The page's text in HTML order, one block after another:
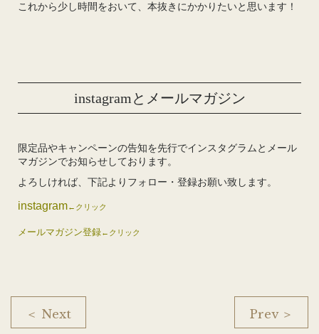
これから少し時間をおいて、本抜きにかかりたいと思います！
instagramとメールマガジン
限定品やキャンペーンの告知を先行でインスタグラムとメール
マガジンでお知らせしております。
よろしければ、下記よりフォロー・登録お願い致します。
instagram←クリック
メールマガジン登録←クリック
＜ Next Prev ＞